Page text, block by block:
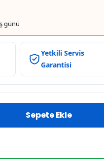
günü
Yetkili Servis
Garantisi
Sepete Ekle